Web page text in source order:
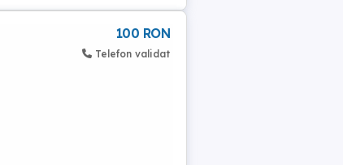
100 RON
Telefon validat